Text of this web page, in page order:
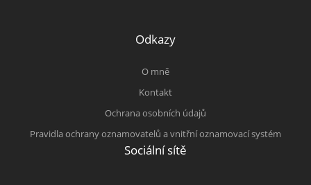
Odkazy
O mně
Kontakt
Ochrana osobních údajů
Pravidla ochrany oznamovatelů a vnitřní oznamovací systém
Sociální sítě